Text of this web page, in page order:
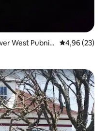
West Pubnic
prosječna
4,96 (23)